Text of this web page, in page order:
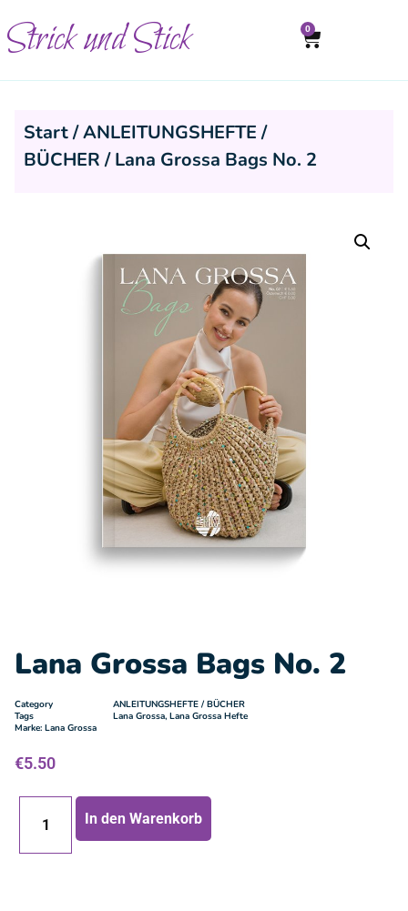
Strick und Stick 0
Start/ANLEITUNGSHEFTE /
BÜCHER/ Lana Grossa Bags No. 2
Lana Grossa Bags No. 2
Category
ANLEITUNGSHEFTE / BÜCHER
Tags
Lana Grossa, Lana Grossa Hefte
Marke: Lana Grossa
€5.50
In den Warenkorb